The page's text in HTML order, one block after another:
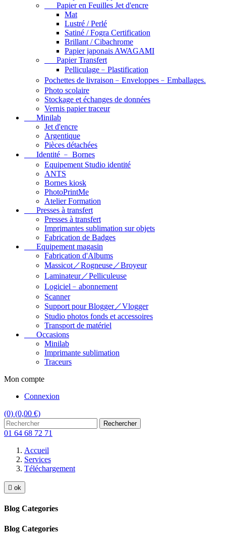
Papier en Feuilles Jet d'encre
Mat
Lustré / Perlé
Satiné / Fogra Certification
Brillant / Cibachrome
Papier japonais AWAGAMI
Papier Transfert
Pelliculage﹣Plastification
Pochettes de livraison﹣Enveloppes﹣Emballages.
Photo scolaire
Stockage et échanges de données
Vernis papier traceur
Minilab
Jet d'encre
Argentique
Pièces détachées
Identité ﹣ Bornes
Equipement Studio identité
ANTS
Bornes kiosk
PhotoPrintMe
Atelier Formation
Presses à transfert
Presses à transfert
Imprimantes sublimation sur objets
Fabrication de Badges
Equipement magasin
Fabrication d'Albums
Massicot／Rogneuse／Broyeur
Laminateur／Pelliculeuse
Logiciel﹣abonnement
Scanner
Support pour Blogger／Vlogger
Studio photos fonds et accessoires
Transport de matériel
Occasions
Minilab
Imprimante sublimation
Traceurs
Mon compte
Connexion
(0) (0,00 €)
Rechercher
01 64 68 72 71
Accueil
Services
Téléchargement
 ok
Blog Categories
Blog Categories